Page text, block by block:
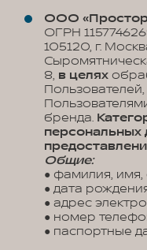
ООО
ОГРН
105120, г.
8, в целях
бренда.
персональных
Общие:
● фамилия, имя,
● дата
● адрес
● номер
● паспортные